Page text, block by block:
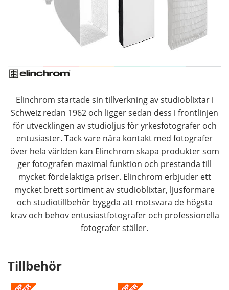
Elinchrom startade sin tillverkning av studioblixtar i
Schweiz redan 1962 och ligger sedan dess i frontlinjen
för utvecklingen av studioljus för yrkesfotografer och
entusiaster. Tack vare nära kontakt med fotografer
över hela världen kan Elinchrom skapa produkter som
ger fotografen maximal funktion och prestanda till
mycket fördelaktiga priser. Elinchrom erbjuder ett
mycket brett sortiment av studioblixtar, ljusformare
och studiotillbehör byggda att motsvara de högsta
krav och behov entusiastfotografer och professionella
fotografer ställer.
Tillbehör